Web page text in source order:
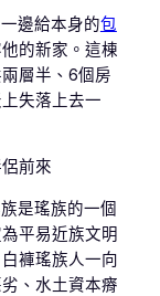
邊給本身的包
的新家。這棟
層半、6個房
失落上去一
前來
是瑤族的一個
平易近族文明
褲瑤族人一向
、水土資本瘠